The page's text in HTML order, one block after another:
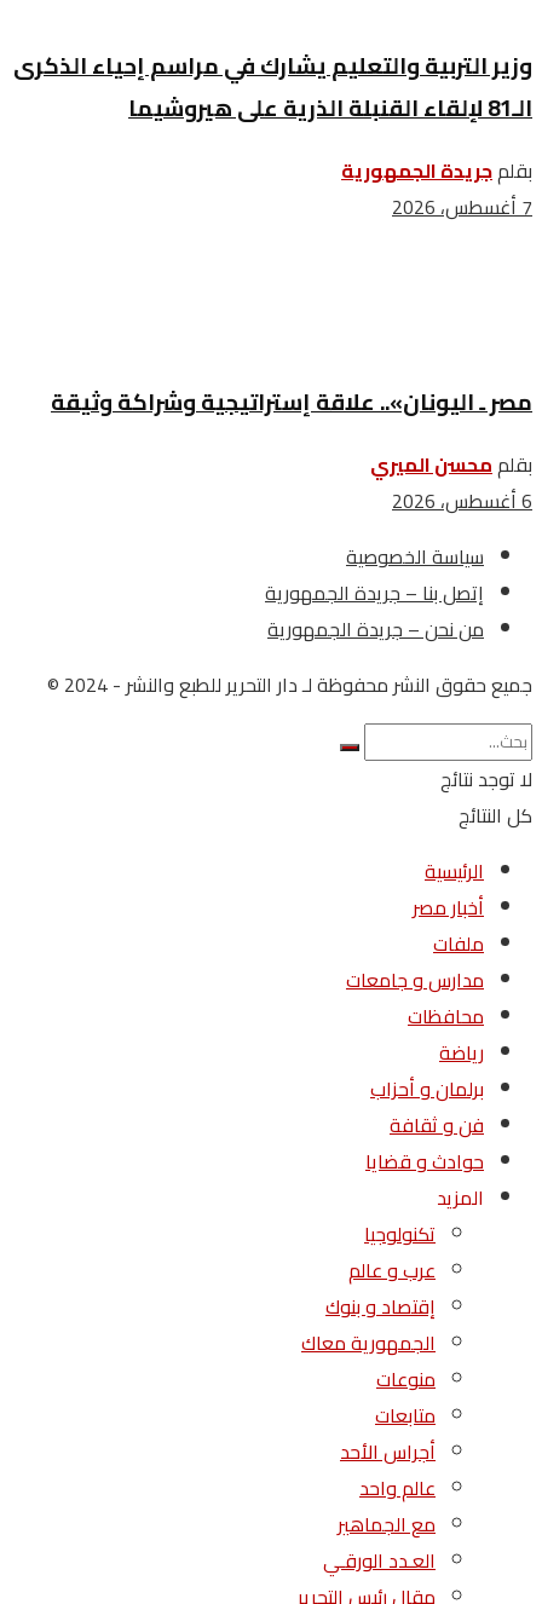
وزير التربية والتعليم يشارك في مراسم إحياء الذكرى
الـ81 لإلقاء القنبلة الذرية على هيروشيما
بقلمجريدة الجمهورية
7 أغسطس، 2026
مصر ـ اليونان».. علاقة إستراتيجية وشراكة وثيقة
بقلممحسن الميري
6 أغسطس، 2026
سياسة الخصوصية
إتصل بنا – جريدة الجمهورية
من نحن – جريدة الجمهورية
جميع حقوق النشر محفوظة لـ دار التحرير للطبع والنشر - 2024 ©
لا توجد نتائج
كل النتائج
الرئيسية
أخبار مصر
ملفات
مدارس و جامعات
محافظات
رياضة
برلمان و أحزاب
فن و ثقافة
حوادث و قضايا
المزيد
تكنولوجيا
عرب و عالم
إقتصاد و بنوك
الجمهورية معاك
منوعات
متابعات
أجراس الأحد
عالم واحد
مع الجماهير
العـدد الورقـي